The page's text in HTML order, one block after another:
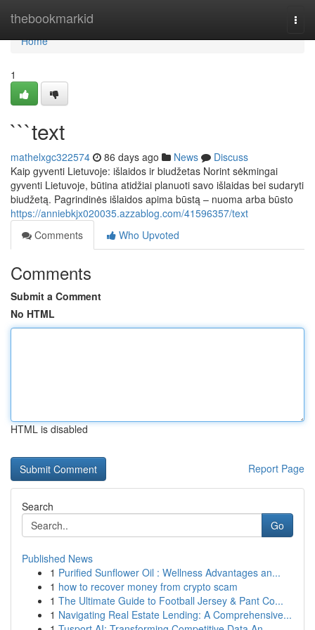
thebookmarkid
Home
Home
1
```text
mathelxgc322574 86 days ago News
Discuss
Kaip gyventi Lietuvoje: išlaidos ir biudžetas Norint sėkmingai
gyventi Lietuvoje, būtina atidžiai planuoti savo išlaidas bei sudaryti
biudžetą. Pagrindinės išlaidos apima būstą – nuoma arba būsto
https://anniebkjx020035.azzablog.com/41596357/text
Comments
Who Upvoted
Comments
Submit a Comment
No HTML
HTML is disabled
Report Page
Search
Go
Published News
1 Purified Sunflower Oil : Wellness Advantages an...
1 how to recover money from crypto scam
1 The Ultimate Guide to Football Jersey & Pant Co...
1 Navigating Real Estate Lending: A Comprehensive...